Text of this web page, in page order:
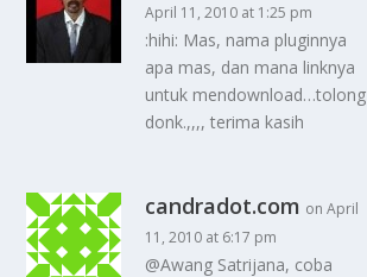
April 11, 2010 at 1:25 pm
:hihi: Mas, nama pluginnya
apa mas, dan mana linknya
untuk mendownload…tolong
donk.,,,, terima kasih
candradot.com on April
11, 2010 at 6:17 pm
@Awang Satrijana, coba